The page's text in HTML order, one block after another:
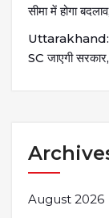
सीमा में होगा
Uttarakhand:
SC जाएगी
August 2026